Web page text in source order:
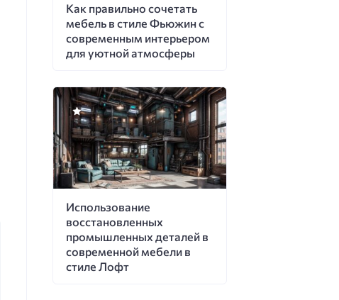
Как правильно сочетать
мебель в стиле Фьюжин с
современным интерьером
для уютной атмосферы
Использование
восстановленных
промышленных деталей в
современной мебели в
стиле Лофт